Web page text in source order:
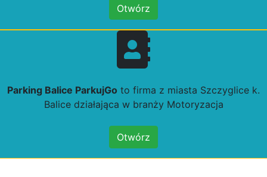
Otwórz
Parking Balice ParkujGo to firma z miasta Szczyglice k.
Balice działająca w branży Motoryzacja
Otwórz